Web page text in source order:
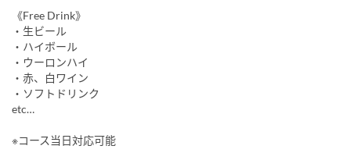
《Free Drink》
・生ビール
・ハイボール
・ウーロンハイ
・赤、白ワイン
・ソフトドリンク
etc…
※コース当日対応可能